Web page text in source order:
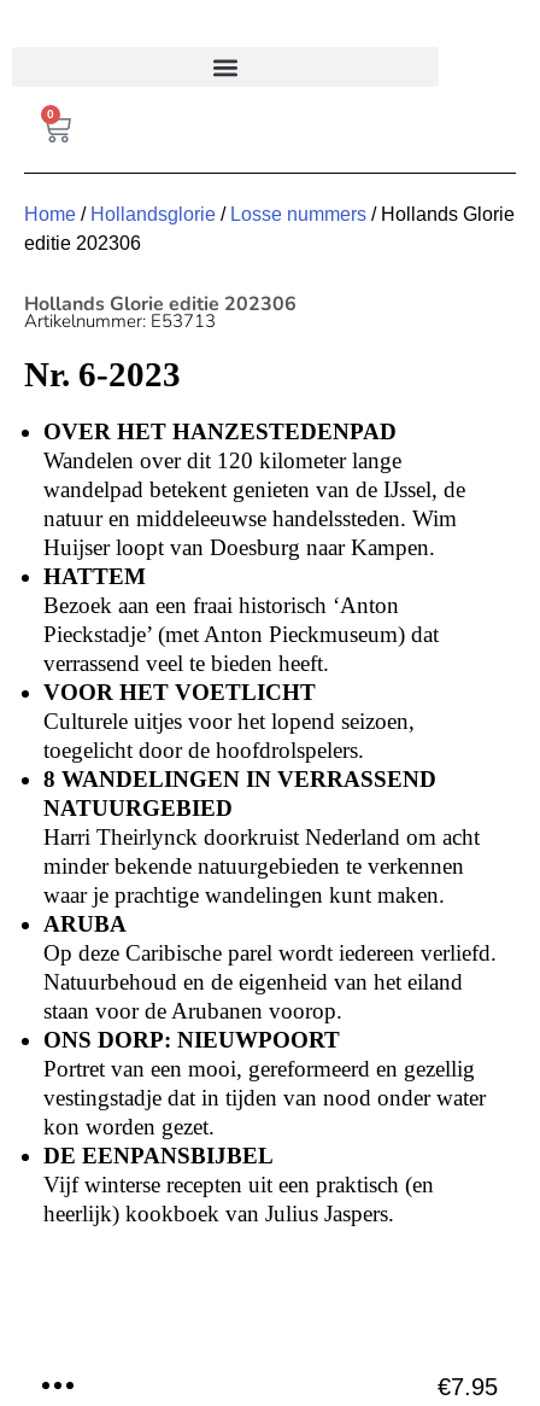
0
Home / Hollandsglorie / Losse nummers / Hollands Glorie
editie 202306
Hollands Glorie editie 202306
Artikelnummer: E53713
Nr. 6-2023
OVER HET HANZESTEDENPAD
Wandelen over dit 120 kilometer lange
wandelpad betekent genieten van de IJssel, de
natuur en middeleeuwse handelssteden. Wim
Huijser loopt van Doesburg naar Kampen.
HATTEM
Bezoek aan een fraai historisch ‘Anton
Pieckstadje’ (met Anton Pieckmuseum) dat
verrassend veel te bieden heeft.
VOOR HET VOETLICHT
Culturele uitjes voor het lopend seizoen,
toegelicht door de hoofdrolspelers.
8 WANDELINGEN IN VERRASSEND
NATUURGEBIED
Harri Theirlynck doorkruist Nederland om acht
minder bekende natuurgebieden te verkennen
waar je prachtige wandelingen kunt maken.
ARUBA
Op deze Caribische parel wordt iedereen verliefd.
Natuurbehoud en de eigenheid van het eiland
staan voor de Arubanen voorop.
ONS DORP: NIEUWPOORT
Portret van een mooi, gereformeerd en gezellig
vestingstadje dat in tijden van nood onder water
kon worden gezet.
DE EENPANSBIJBEL
Vijf winterse recepten uit een praktisch (en
heerlijk) kookboek van Julius Jaspers.
€7.95